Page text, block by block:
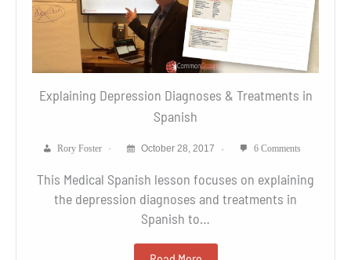
Explaining Depression Diagnoses & Treatments in
Spanish
Rory Foster October 28, 2017 6 Comments
This Medical Spanish lesson focuses on explaining
the depression diagnoses and treatments in
Spanish to…